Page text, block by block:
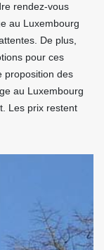
rendez-vous
au Luxembourg
De plus,
pour ces
proposition des
au Luxembourg
Les prix restent